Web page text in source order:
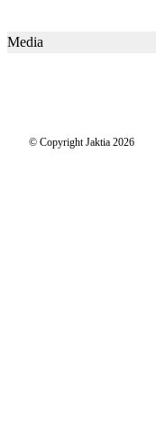
Jaktia Brand Guidelines
Köpvillkor för företagskunder
Media
Jägaren© Copyright Jaktia 2026